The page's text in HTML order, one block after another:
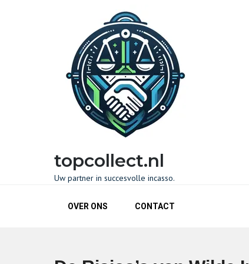
topcollect.nl
Uw partner in succesvolle incasso.
OVER ONS CONTACT